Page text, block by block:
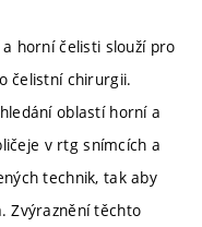
horní čelisti slouží pro
čelistní chirurgii.
oblastí horní a
v rtg snímcích a
technik, tak aby
Zvýraznění těchto